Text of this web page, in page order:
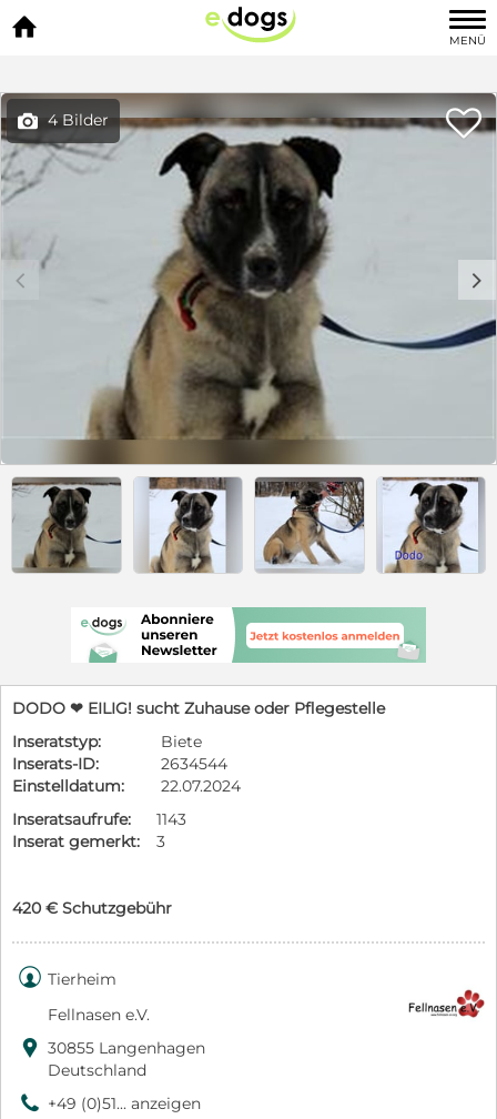

MENÜ
 4 Bilder 
c d
DODO ❤ EILIG! sucht Zuhause oder Pflegestelle
Inseratstyp:
Biete
Inserats-ID:
2634544
Einstelldatum:
22.07.2024
Inseratsaufrufe:
1143
Inserat gemerkt:
3
420 € Schutzgebühr
 Tierheim
Fellnasen e.V.
 30855 Langenhagen
Deutschland
9 +49 (0)51... anzeigen